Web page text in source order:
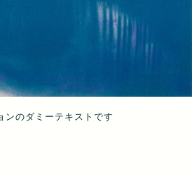
ンのダミーテキストです